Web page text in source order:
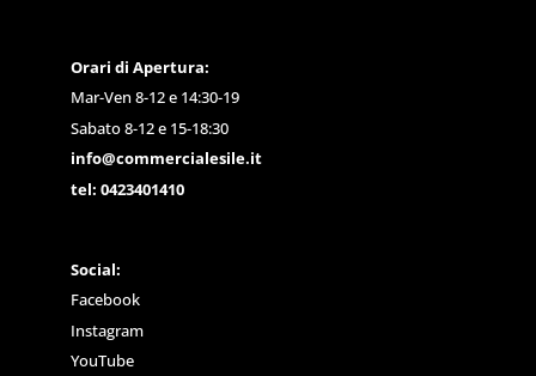
Orari di Apertura:
Mar-Ven 8-12 e 14:30-19
Sabato 8-12 e 15-18:30
info@commercialesile.it
tel: 0423401410
Social:
Facebook
Instagram
YouTube